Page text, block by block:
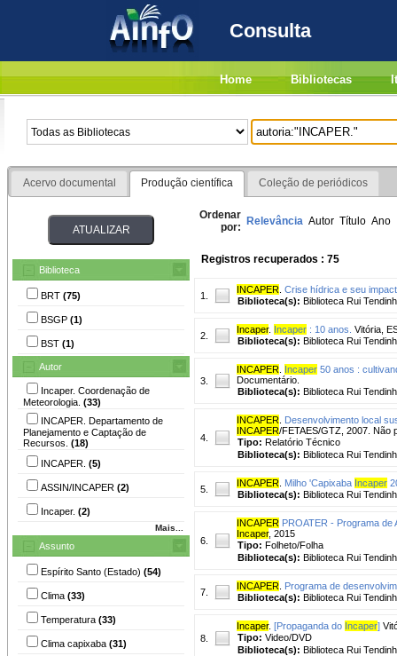
Consulta
Home Bibliotecas
Acervo documental Produção científica Coleção de periódicos
Biblioteca
BRT (75)
BSGP (1)
BST (1)
Autor
Incaper. Coordenação de
Meteorologia. (33)
INCAPER. Departamento de
Planejamento e Captação de
Recursos. (18)
INCAPER. (5)
ASSIN/INCAPER (2)
Incaper. (2)
Mais...
Assunto
Espírito Santo (Estado) (54)
Clima (33)
Temperatura (33)
Clima capixaba (31)
Ordenar
por: Relevância Autor Título Ano
Registros recuperados : 75
1.
INCAPER Crise hídrica e seu
Biblioteca(s): Biblioteca Rui
2.
Incaper. Incaper : 10 anos. Vitória,
Biblioteca(s): Biblioteca Rui
3.
INCAPER Incaper 50 anos :
Documentário.
Biblioteca(s): Biblioteca Rui
4.
INCAPER Desenvolvimento local
INCAPER/FETAES/GTZ, 2007. Não
Tipo: Relatório Técnico
Biblioteca(s): Biblioteca Rui
5.
INCAPER Milho 'Capixaba Incaper
Biblioteca(s): Biblioteca Rui
6.
INCAPER PROATER - Programa
Incaper, 2015
Tipo: Folheto/Folha
Biblioteca(s): Biblioteca Rui
7.
INCAPER Programa de
Biblioteca(s): Biblioteca Rui
8.
Incaper. [Propaganda do Incaper]
Tipo: Video/DVD
Biblioteca(s): Biblioteca Rui